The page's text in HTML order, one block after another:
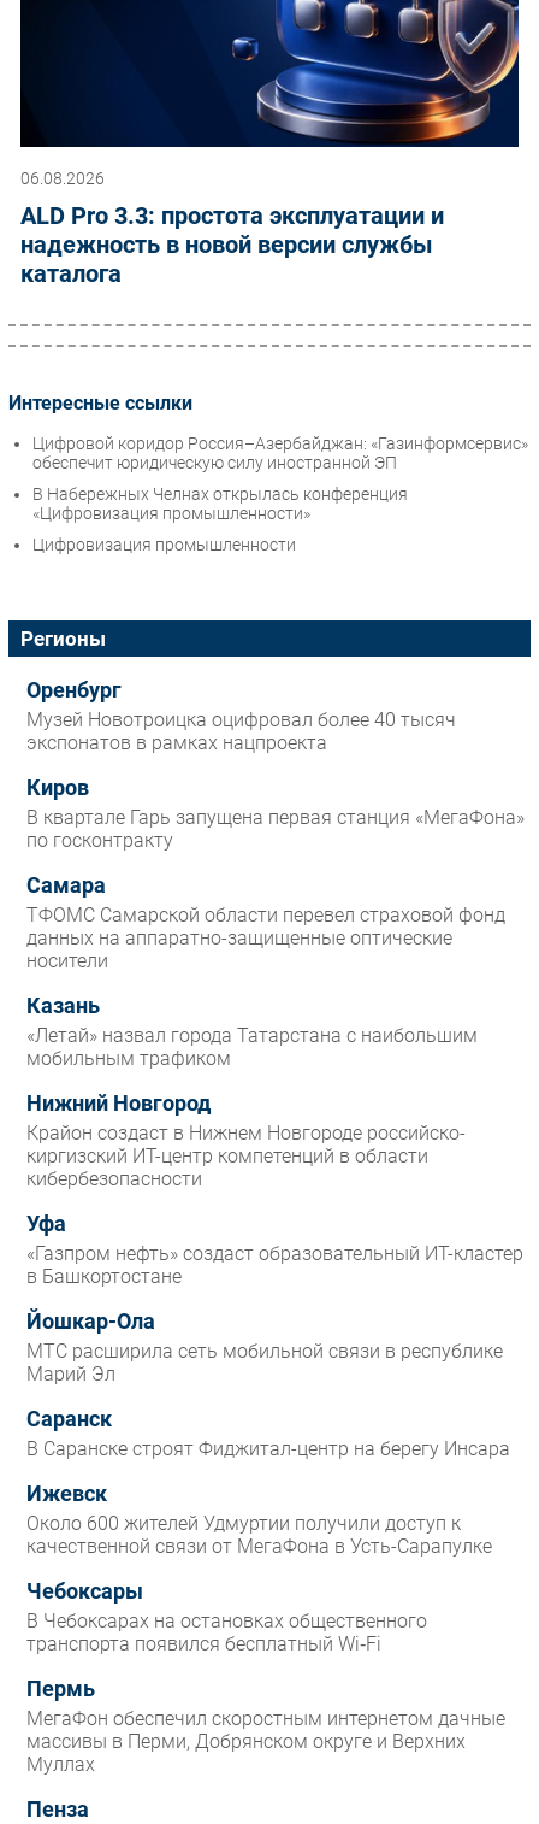
06.08.2026
ALD Pro 3.3: простота эксплуатации и
надежность в новой версии службы
каталога
Интересные ссылки
Цифровой коридор Россия–Азербайджан: «Газинформсервис»
обеспечит юридическую силу иностранной ЭП
В Набережных Челнах открылась конференция
«Цифровизация промышленности»
Цифровизация промышленности
Регионы
Оренбург
Музей Новотроицка оцифровал более 40 тысяч
экспонатов в рамках нацпроекта
Киров
В квартале Гарь запущена первая станция «МегаФона»
по госконтракту
Самара
ТФОМС Самарской области перевел страховой фонд
данных на аппаратно-защищенные оптические
носители
Казань
«Летай» назвал города Татарстана с наибольшим
мобильным трафиком
Нижний Новгород
Крайон создаст в Нижнем Новгороде российско-
киргизский ИТ-центр компетенций в области
кибербезопасности
Уфа
«Газпром нефть» создаст образовательный ИТ-кластер
в Башкортостане
Йошкар-Ола
МТС расширила сеть мобильной связи в республике
Марий Эл
Саранск
В Саранске строят Фиджитал-центр на берегу Инсара
Ижевск
Около 600 жителей Удмуртии получили доступ к
качественной связи от МегаФона в Усть-Сарапулке
Чебоксары
В Чебоксарах на остановках общественного
транспорта появился бесплатный Wi‑Fi
Пермь
МегаФон обеспечил скоростным интернетом дачные
массивы в Перми, Добрянском округе и Верхних
Муллах
Пенза